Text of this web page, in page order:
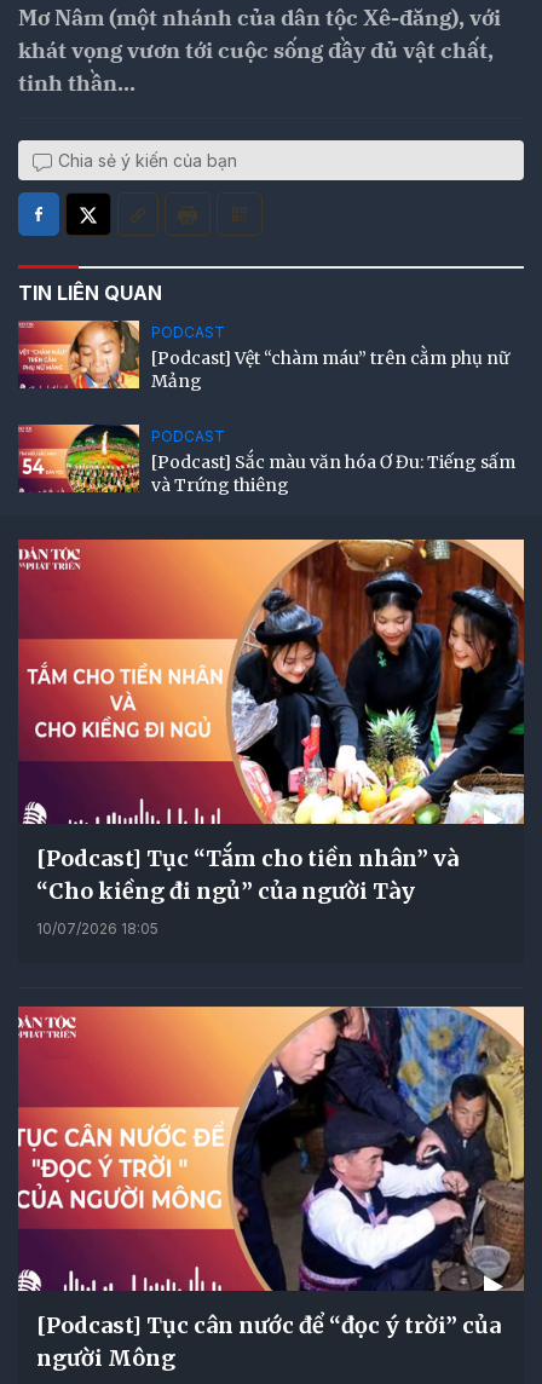
Mơ Nâm (một nhánh của dân tộc Xê-đăng), với
khát vọng vươn tới cuộc sống đầy đủ vật chất,
tinh thần...
Chia sẻ ý kiến của bạn
TIN LIÊN QUAN
PODCAST
[Podcast] Vệt “chàm máu” trên cằm phụ nữ
Mảng
PODCAST
[Podcast] Sắc màu văn hóa Ơ Đu: Tiếng sấm
và Trứng thiêng
[Podcast] Tục “Tắm cho tiền nhân” và
“Cho kiềng đi ngủ” của người Tày
10/07/2026 18:05
[Podcast] Tục cân nước để “đọc ý trời” của
người Mông